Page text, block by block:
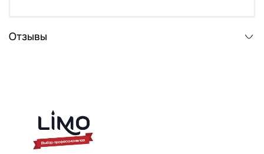
Отзывы